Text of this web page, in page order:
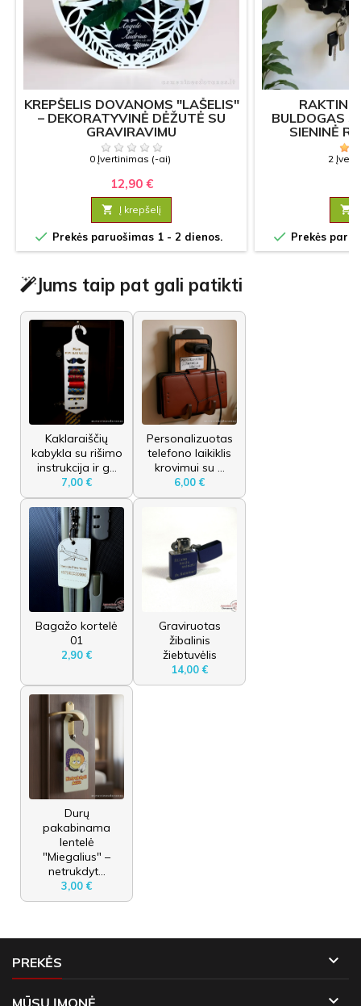
KREPŠELIS DOVANOMS "LAŠELIS"
– DEKORATYVINĖ DĖŽUTĖ SU
GRAVIRAVIMU
0 Įvertinimas (-ai)
12,90 €
 Į krepšelį
 Prekės paruošimas 1 - 2 dienos.
RAKTINĖ
BULDOGAS
SIENINĖ
2

 Prekės
Jums taip pat gali patikti
Kaklaraiščių
kabykla su rišimo
instrukcija ir g...
7,00 €
Personalizuotas
telefono laikiklis
krovimui su ...
6,00 €
Bagažo kortelė
01
2,90 €
Graviruotas
žibalinis
žiebtuvėlis
14,00 €
Durų
pakabinama
lentelė
"Miegalius" –
netrukdyt...
3,00 €
PREKĖS 
